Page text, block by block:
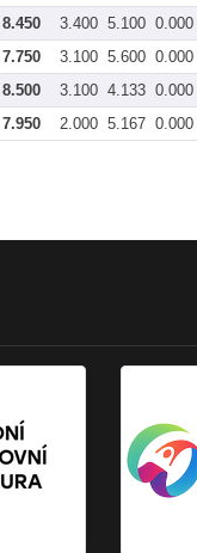
8.450 3.400 5.100 0.000
7.750 3.100 5.600 0.000
8.500 3.100 4.133 0.000
7.950 2.000 5.167 0.000